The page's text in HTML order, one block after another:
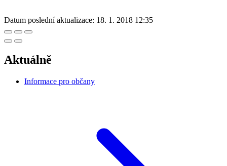
Datum poslední aktualizace: 18. 1. 2018 12:35
Aktuálně
Informace pro občany